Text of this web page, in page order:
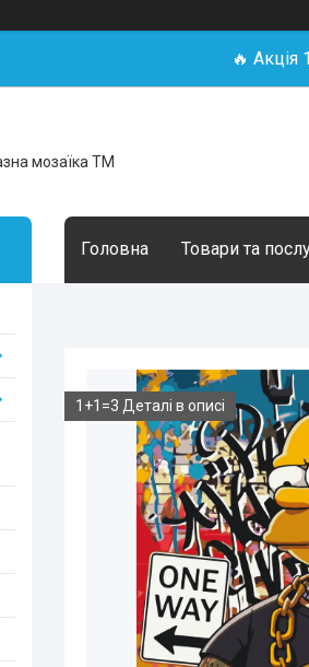
🔥 Акція
мозаїка ТМ
Головна Товари та
1+1=3 Деталі в описі